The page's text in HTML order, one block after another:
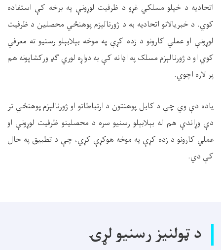
اتحادیه د خپلو مسلکي غړو د ظرفیت لوړونې په برخه کې استفاده
کوي. د خبریالانو اتحادیه به د ژورنالېزم پوهنځي محصلین د ظرفیت
لوړونې او عملي کارونو د زده کړې په موخه بېلابېلو رسنیو ته معرفي
کوي او د ژورنالېزم مسلک په اډانه کې به دواړه لوري ګډ ورکشاپونه هم
پر لاره اچوي.
یاده دې وي چې د کابل پوهنتون د ارتباطاتو او ژورنالېزم پوهنځي تر
دې وړاندې هم له بېلابېلو رسنیو سره د محصلینو ظرفیت لوړونې او
عملي کارونو د زده کړې په موخه هوکړې کړي، چې د تطبیق په حال
کې دي.
د ټولنیز رسنیو لړۍ